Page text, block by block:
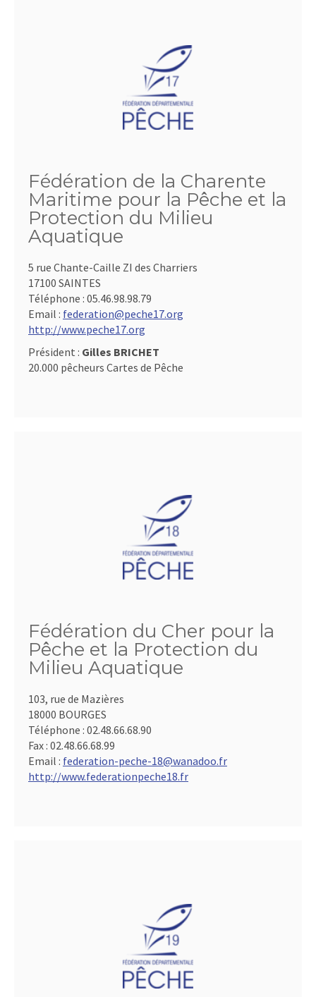
Fédération de la Charente
Maritime pour la Pêche et la
Protection du Milieu
Aquatique
5 rue Chante-Caille ZI des Charriers
17100 SAINTES
Téléphone : 05.46.98.98.79
Email : federation@peche17.org
http://www.peche17.org
Président : Gilles BRICHET
20.000 pêcheurs Cartes de Pêche
Fédération du Cher pour la
Pêche et la Protection du
Milieu Aquatique
103, rue de Mazières
18000 BOURGES
Téléphone : 02.48.66.68.90
Fax : 02.48.66.68.99
Email : federation-peche-18@wanadoo.fr
http://www.federationpeche18.fr